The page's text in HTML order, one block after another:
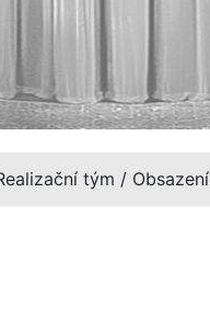
tým / Obsazení